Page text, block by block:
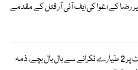
رضا کے اغوا کی ایف آئی آر قتل کے مقدمے
سڈنی ایئرپورٹ پر 2 طیارے ٹکرانے سے بال بال بچے، ذمہ